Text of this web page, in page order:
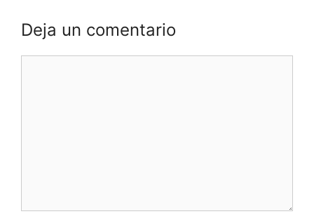
Deja un comentario